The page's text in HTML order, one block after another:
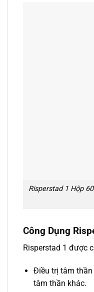
Risperstad 1 Hộp
Công Dụng
Risperstad 1 được
Điều trị tâm
tâm thần khác.